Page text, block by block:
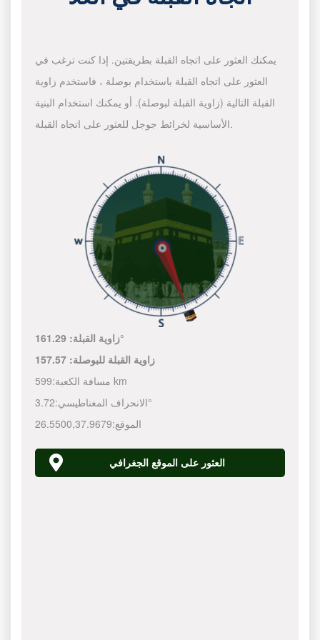
يمكنك العثور على اتجاه القبلة بطريقتين. إذا كنت ترغب في
العثور على اتجاه القبلة باستخدام بوصلة ، فاستخدم زاوية
القبلة التالية (زاوية القبلة لبوصلة). أو يمكنك استخدام البنية
الأساسية لخرائط جوجل للعثور على اتجاه القبلة.
زاوية القبلة:161.29°
زاوية القبلة للبوصلة: 157.57
مسافة الكعبة: 599 km
الانحراف المغناطيسي:3.72°
الموقع:
26.5500,37.9679
العثور على الموقع الجغرافي